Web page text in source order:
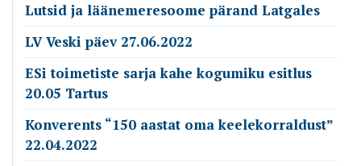
Lutsid ja läänemeresoome pärand Latgales
LV Veski päev 27.06.2022
ESi toimetiste sarja kahe kogumiku esitlus
20.05 Tartus
Konverents “150 aastat oma keelekorraldust”
22.04.2022